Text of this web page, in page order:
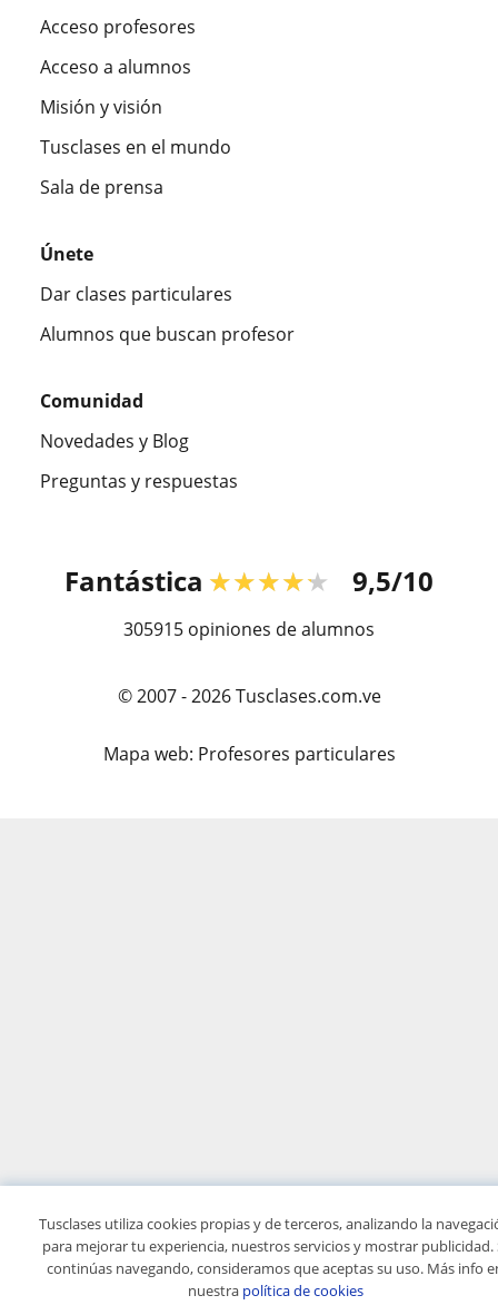
Acceso profesores
Acceso a alumnos
Misión y visión
Tusclases en el mundo
Sala de prensa
Únete
Dar clases particulares
Alumnos que buscan profesor
Comunidad
Novedades y Blog
Preguntas y respuestas
Fantástica ★★★★★ 9,5/10
305915 opiniones de alumnos
© 2007 - 2026 Tusclases.com.ve
Mapa web: Profesores particulares
Tusclases utiliza cookies propias y de terceros, analizando la
para mejorar tu experiencia, nuestros servicios y mostrar publicidad.
continúas navegando, consideramos que aceptas su uso. Más info
nuestra política de cookies